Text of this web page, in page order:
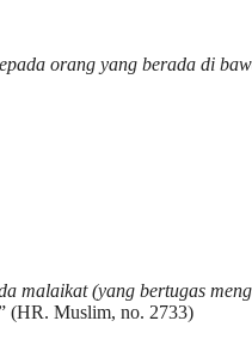
orang yang berada di
malaikat (yang bertugas
(HR. Muslim, no. 2733)